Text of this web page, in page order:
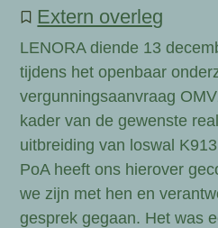
Extern overleg
LENORA diende 13
tijdens het openbaar
vergunningsaanvraag
kader van de gewenste
uitbreiding van loswal
PoA heeft ons hierover
we zijn met hen en
gesprek gegaan. Het was